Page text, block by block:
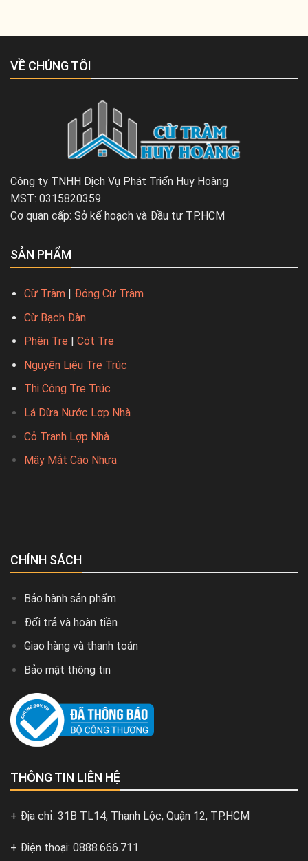
VỀ CHÚNG TÔI
Công ty TNHH Dịch Vụ Phát Triển Huy Hoàng
MST: 0315820359
Cơ quan cấp: Sở kế hoạch và Đầu tư TP.HCM
SẢN PHẨM
Cừ Tràm | Đóng Cừ Tràm
Cừ Bạch Đàn
Phên Tre | Cót Tre
Nguyên Liệu Tre Trúc
Thi Công Tre Trúc
Lá Dừa Nước Lợp Nhà
Cỏ Tranh Lợp Nhà
Mây Mắt Cáo Nhựa
CHÍNH SÁCH
Bảo hành sản phẩm
Đổi trả và hoàn tiền
Giao hàng và thanh toán
Bảo mật thông tin
THÔNG TIN LIÊN HỆ
+ Địa chỉ: 31B TL14, Thạnh Lộc, Quận 12, TP.HCM
+ Điện thoại: 0888.666.711